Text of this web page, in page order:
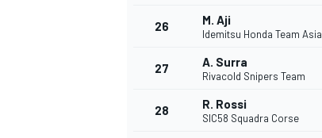
MÁS CATEGORÍAS
26 M. Aji
Idemitsu Honda Team Asia
27 A. Surra
Rivacold Snipers Team
28 R. Rossi
SIC58 Squadra Corse